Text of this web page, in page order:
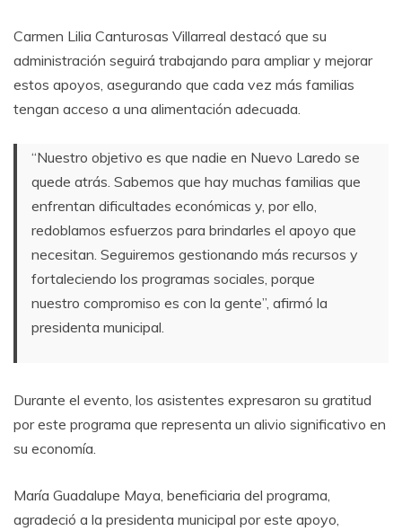
Carmen Lilia Canturosas Villarreal destacó que su
administración seguirá trabajando para ampliar y mejorar
estos apoyos, asegurando que cada vez más familias
tengan acceso a una alimentación adecuada.
“Nuestro objetivo es que nadie en Nuevo Laredo se
quede atrás. Sabemos que hay muchas familias que
enfrentan dificultades económicas y, por ello,
redoblamos esfuerzos para brindarles el apoyo que
necesitan. Seguiremos gestionando más recursos y
fortaleciendo los programas sociales, porque
nuestro compromiso es con la gente”, afirmó la
presidenta municipal.
Durante el evento, los asistentes expresaron su gratitud
por este programa que representa un alivio significativo en
su economía.
María Guadalupe Maya, beneficiaria del programa,
agradeció a la presidenta municipal por este apoyo,